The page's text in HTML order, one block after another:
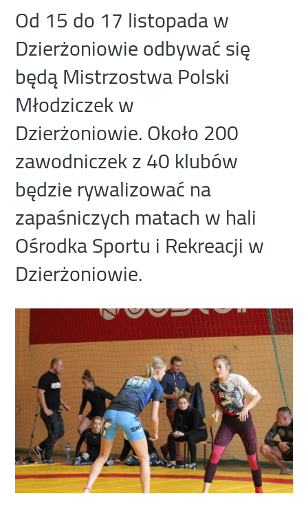
Od 15 do 17 listopada w
Dzierżoniowie odbywać się
będą Mistrzostwa Polski
Młodziczek w
Dzierżoniowie. Około 200
zawodniczek z 40 klubów
będzie rywalizować na
zapaśniczych matach w hali
Ośrodka Sportu i Rekreacji w
Dzierżoniowie.